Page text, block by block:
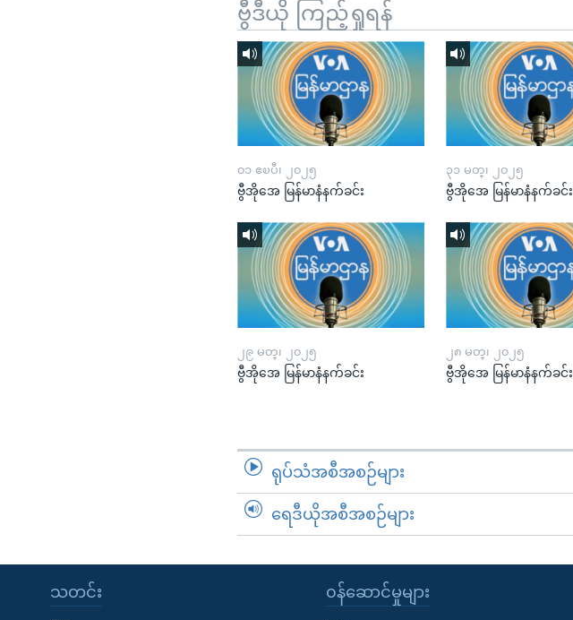
ဗွီဒီယို ကြည့်ရှုရန်
၀၁ ဧၿပီ၊ ၂၀၂၅
ဗွီအိုအေ မြန်မာနံနက်ခင်း
၃၁ မတ္၊ ၂၀၂၅
ဗွီအိုအေ မြန်မာနံနက်ခင်း
၂၉ မတ္၊ ၂၀၂၅
ဗွီအိုအေ မြန်မာနံနက်ခင်း
၂၈ မတ္၊ ၂၀၂၅
ဗွီအိုအေ မြန်မာနံနက်ခင်း
ရုပ်သံအစီအစဉ်များ
ရေဒီယိုအစီအစဉ်များ
သတင်း ၀န်ဆောင်မှုများ